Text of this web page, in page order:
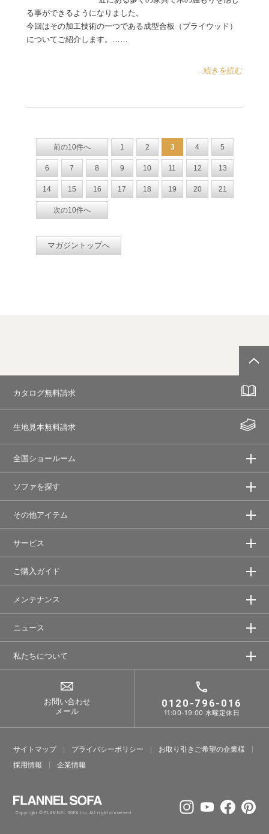
る事ができるようになりました。
今回はその加工技術の一つである成型合板（プライウッド）
についてご紹介します。……
...続きを読む
前の10件へ 1 2 3 4 5
6 7 8 9 10 11 12 13
14 15 16 17 18 19 20 21
次の10件へ
マガジントップへ
カタログ無料請求
生地見本無料請求
全国ショールーム
ソファを探す
その他アイテム
サービス
ご購入ガイド
メンテナンス
ニュース
私たちについて
お問い合わせ
メール
0120-796-016
11:00-19:00 水曜定休日
サイトマップ プライバシーポリシー
お取り引きご希望の企業様
採⽤情報
企業情報
Copyright © FLANNEL SOFA Inc. All rights reserved